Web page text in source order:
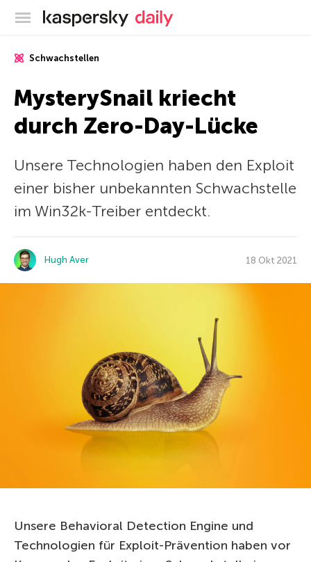
Offizieller Blog von Kaspersky
Schwachstellen
MysterySnail kriecht
durch Zero-Day-Lücke
Unsere Technologien haben den Exploit
einer bisher unbekannten Schwachstelle
im Win32k-Treiber entdeckt.
Hugh Aver 18 Okt 2021
Unsere Behavioral Detection Engine und
Technologien für Exploit-Prävention haben vor